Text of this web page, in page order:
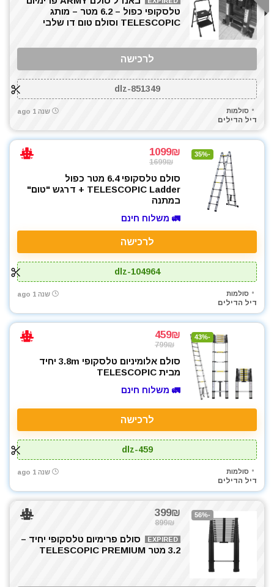
טלסקופי כפול – 6.2 מטר – מותג
TELESCOPIC וסולם טום דו שלבי
לרכישה
dlz-851349
סולמות
דיל הדילים
שנה 1 ago
-35%
1099₪
1699₪
סולם טלסקופי 6.4 מטר כפול
TELESCOPIC Ladder + דרגש "טום"
במתנה
🚛 משלוח חינם
לרכישה
dlz-104964
סולמות
דיל הדילים
שנה 1 ago
-43%
459₪
799₪
סולם אלומיניום טלסקופי 3.8m יחיד
מבית TELESCOPIC
🚛 משלוח חינם
לרכישה
dlz-459
סולמות
דיל הדילים
שנה 1 ago
-56%
399₪
899₪
EXPIRED
סולם פרימיום טלסקופי יחיד –
3.2 מטר TELESCOPIC PREMIUM